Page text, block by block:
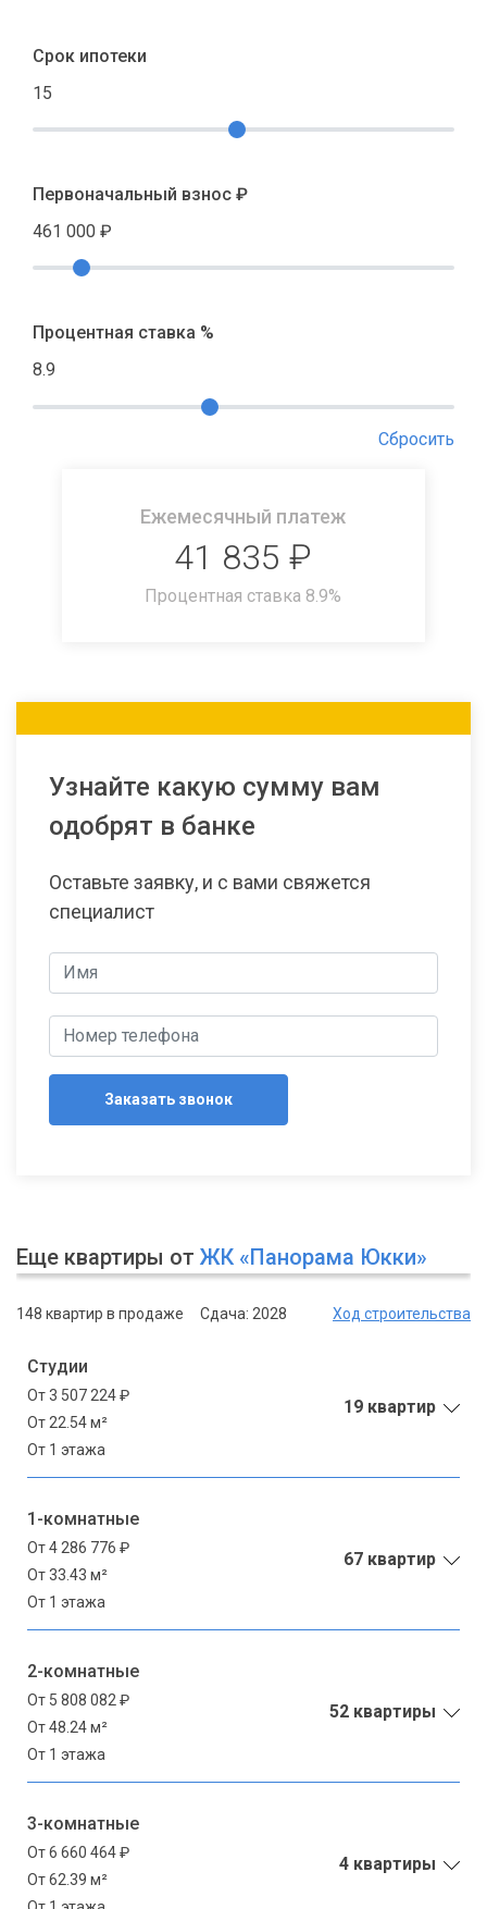
Срок ипотеки
15
Первоначальный взнос ₽
461 000 ₽
Процентная ставка %
8.9
Сбросить
Ежемесячный платеж
41 835 ₽
Процентная ставка 8.9%
Узнайте какую сумму вам
одобрят в банке
Оставьте заявку, и с вами свяжется
специалист
Заказать звонок
Еще квартиры от ЖК «Панорама Юкки»
148 квартир в продаже Сдача: 2028 Ход строительства
Студии
От 3 507 224 ₽
От 22.54 м²
От 1 этажа
19 квартир
1-комнатные
От 4 286 776 ₽
От 33.43 м²
От 1 этажа
67 квартир
2-комнатные
От 5 808 082 ₽
От 48.24 м²
От 1 этажа
52 квартиры
3-комнатные
От 6 660 464 ₽
От 62.39 м²
4 квартиры